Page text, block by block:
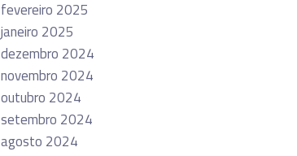
fevereiro 2025
janeiro 2025
dezembro 2024
novembro 2024
outubro 2024
setembro 2024
agosto 2024